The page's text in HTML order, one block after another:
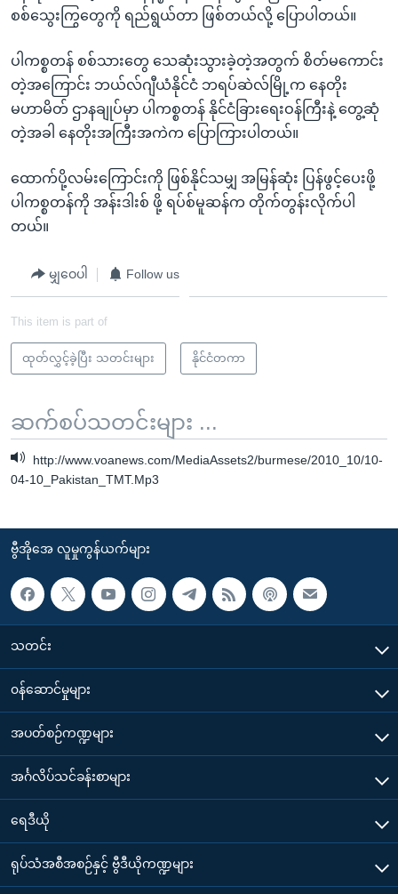
စစ်သွေးကြွတွေကို ရည်ရွယ်တာ ဖြစ်တယ်လို့ ပြောပါတယ်။
ပါကစ္စတန် စစ်သားတွေ သေဆုံးသွားခဲ့တဲ့အတွက် စိတ်မကောင်း
တဲ့အကြောင်း ဘယ်လ်ဂျီယံနိုင်ငံ ဘရပ်ဆဲလ်မြို့က နေတိုး
မဟာမိတ် ဌာနချုပ်မှာ ပါကစ္စတန် နိုင်ငံခြားရေးဝန်ကြီးနဲ့ တွေ့ဆုံ
တဲ့အခါ နေတိုးအကြီးအကဲက ပြောကြားပါတယ်။
ထောက်ပို့လမ်းကြောင်းကို ဖြစ်နိုင်သမျှ အမြန်ဆုံး ပြန်ဖွင့်ပေးဖို့
ပါကစ္စတန်ကို အန်းဒါးစ် ဖို့ ရပ်စ်မူဆန်က တိုက်တွန်းလိုက်ပါ
တယ်။
မျှဝေပါ Follow us
This item is part of
ထုတ်လွှင့်ခဲ့ပြီး သတင်းများ နိုင်ငံတကာ
ဆက်စပ်သတင်းများ ...
http://www.voanews.com/MediaAssets2/burmese/2010_10/10-
04-10_Pakistan_TMT.Mp3
ဗွီအိုအေ လူမှုကွန်ယက်များ
သတင်း
၀န်ဆောင်မှုများ
အပတ်စဉ်ကဏ္ဍများ
အင်္ဂလိပ်သင်ခန်းစာများ
ရေဒီယို
ရုပ်သံအစီအစဉ်နှင့် ဗွီဒီယိုကဏ္ဍများ